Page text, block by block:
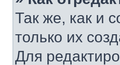
Так же, как и
только их
Для